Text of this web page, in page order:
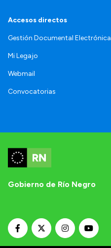
Accesos directos
Gestión Documental Electrónica
Mi Legajo
Webmail
Convocatorias
Gobierno de Río Negro